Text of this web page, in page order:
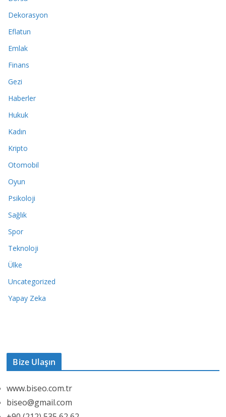
Dekorasyon
Eflatun
Emlak
Finans
Gezi
Haberler
Hukuk
Kadın
Kripto
Otomobil
Oyun
Psikoloji
Sağlık
Spor
Teknoloji
Ülke
Uncategorized
Yapay Zeka
Bize Ulaşın
www.biseo.com.tr
biseo@gmail.com